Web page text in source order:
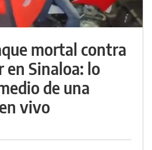
mortal contra
en Sinaloa: lo
de una
vivo